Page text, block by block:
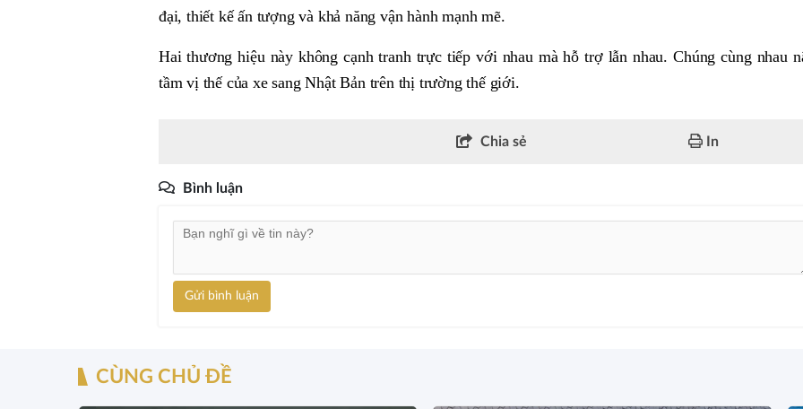
đại, thiết kế ấn tượng và khả năng vận hành mạnh mẽ.
Hai thương hiệu này không cạnh tranh trực tiếp với nhau mà hỗ trợ lẫn nhau. Chúng cùng nhau
tầm vị thế của xe sang Nhật Bản trên thị trường thế giới.
Chia sẻ In
Bình luận
Gửi bình luận
CÙNG CHỦ ĐỀ